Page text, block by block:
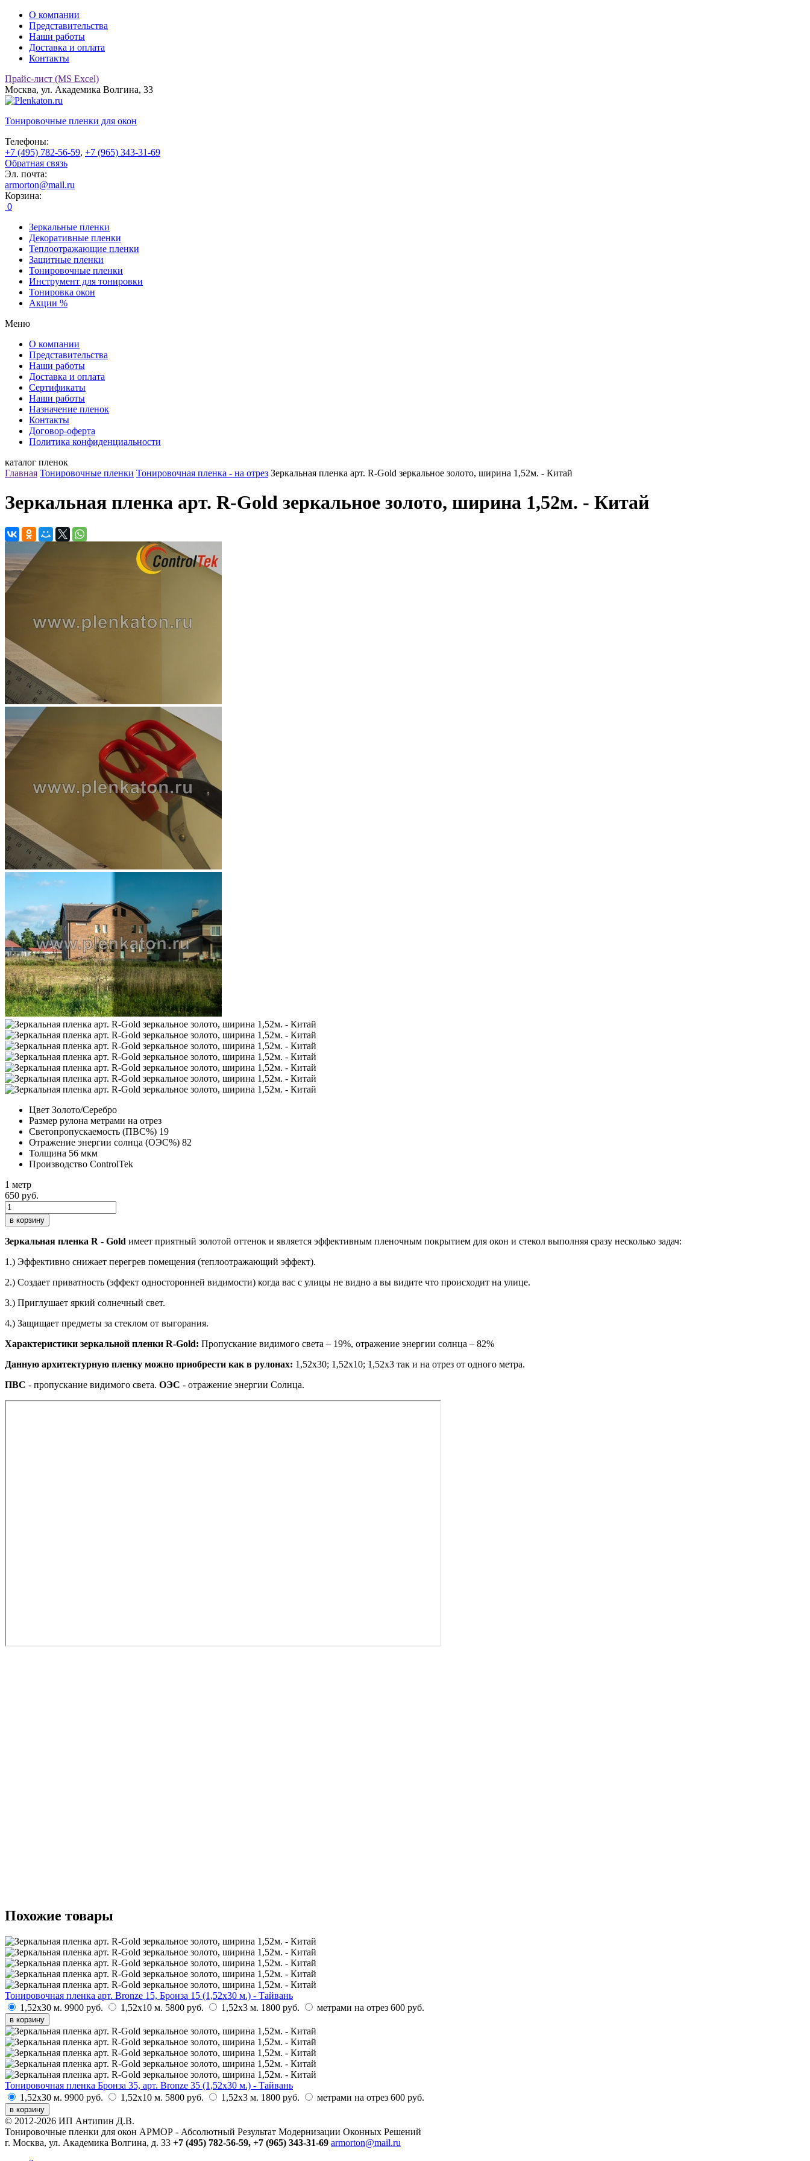
О компании
Представительства
Наши работы
Доставка и оплата
Контакты
Прайс-лист (MS Excel)
Москва, ул. Академика Волгина, 33
Тонировочные пленки для окон
Телефоны:
+7 (495) 782-56-59, +7 (965) 343-31-69
Обратная связь
Эл. почта:
armorton@mail.ru
Корзина:
0
Зеркальные пленки
Декоративные пленки
Теплоотражающие пленки
Защитные пленки
Тонировочные пленки
Инструмент для тонировки
Тонировка окон
Акции %
Меню
О компании
Представительства
Наши работы
Доставка и оплата
Сертификаты
Наши работы
Назначение пленок
Контакты
Договор-оферта
Политика конфиденциальности
каталог пленок
Главная Тонировочные пленки Тонировочная пленка - на отрез Зеркальная пленка арт. R-Gold зеркальное золото, ширина 1,52м. - Китай
Зеркальная пленка арт. R-Gold зеркальное золото, ширина 1,52м. - Китай
Цвет Золото/Серебро
Размер рулона метрами на отрез
Светопропускаемость (ПВС%) 19
Отражение энергии солнца (ОЭС%) 82
Толщина 56 мкм
Производство ControlTek
1 метр
650 руб.
в корзину
Зеркальная пленка R - Gold имеет приятный золотой оттенок и является эффективным пленочным покрытием для окон и стекол выполняя сразу несколько задач:
1.) Эффективно снижает перегрев помещения (теплоотражающий эффект).
2.) Создает приватность (эффект односторонней видимости) когда вас с улицы не видно а вы видите что происходит на улице.
3.) Приглушает яркий солнечный свет.
4.) Защищает предметы за стеклом от выгорания.
Характеристики зеркальной пленки R-Gold: Пропускание видимого света – 19%, отражение энергии солнца – 82%
Данную архитектурную пленку можно приобрести как в рулонах: 1,52х30; 1,52х10; 1,52x3 так и на отрез от одного метра.
ПВС - пропускание видимого света. ОЭС - отражение энергии Солнца.
Похожие товары
Тонировочная пленка арт. Bronze 15, Бронза 15 (1,52х30 м.) - Тайвань
1,52х30 м. 9900 руб. 1,52х10 м. 5800 руб. 1,52х3 м. 1800 руб. метрами на отрез 600 руб.
в корзину
Тонировочная пленка Бронза 35, арт. Bronze 35 (1,52х30 м.) - Тайвань
1,52х30 м. 9900 руб. 1,52х10 м. 5800 руб. 1,52х3 м. 1800 руб. метрами на отрез 600 руб.
в корзину
© 2012-2026 ИП Антипин Д.В.
Тонировочные пленки для окон АРМОР - Абсолютный Результат Модернизации Оконных Решений
г. Москва, ул. Академика Волгина, д. 33 +7 (495) 782-56-59, +7 (965) 343-31-69 armorton@mail.ru